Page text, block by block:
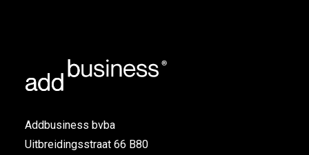
Addbusiness bvba
Uitbreidingsstraat 66 B80